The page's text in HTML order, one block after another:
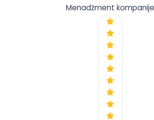
Menadžment kompanije